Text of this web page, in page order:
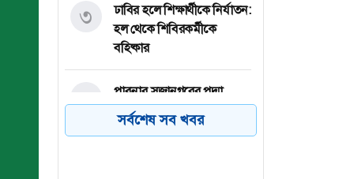
ঢাবির হলে শিক্ষার্থীকে নির্যাতন:
হল থেকে শিবিরকর্মীকে
বহিষ্কার
৩
পাবনার সুজানগরের পদ্মা
নদীতে নিষিদ্ধ জাল দিয়ে পোনা
মাছ নিধন
৪
সর্বশেষ সব খবর